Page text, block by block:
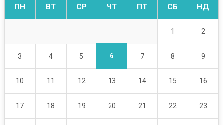
ПН ВТ СР ЧТ ПТ СБ НД
1 2
3 4 5 6 7 8 9
10 11 12 13 14 15 16
17 18 19 20 21 22 23